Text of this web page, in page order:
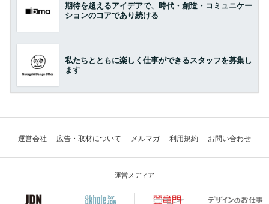
期待を超えるアイデアで、時代・創造・コミュニケー
ションのコアであり続ける
私たちとともに楽しく仕事ができるスタッフを募集し
ます
運営会社 広告・取材について メルマガ 利用規約 お問い合わせ
運営メディア